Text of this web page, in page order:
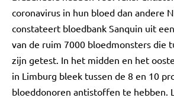
coronavirus in hun bloed dan andere
constateert bloedbank Sanquin uit
van de ruim 7000 bloedmonsters die
zijn getest. In het midden en het
in Limburg bleek tussen de 8 en 10
bloeddonoren antistoffen te hebben.